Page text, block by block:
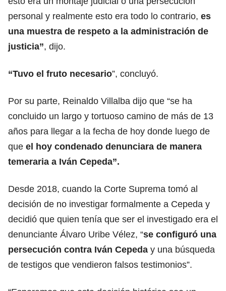
personal y realmente esto era todo lo contrario, es
una muestra de respeto a la administración de
justicia”, dijo.
“Tuvo el fruto necesario”, concluyó.
Por su parte, Reinaldo Villalba dijo que “se ha
concluido un largo y tortuoso camino de más de 13
años para llegar a la fecha de hoy donde luego de
que el hoy condenado denunciara de manera
temeraria a Iván Cepeda”.
Desde 2018, cuando la Corte Suprema tomó al
decisión de no investigar formalmente a Cepeda y
decidió que quien tenía que ser el investigado era el
denunciante Álvaro Uribe Vélez, “se configuró una
persecución contra Iván Cepeda y una búsqueda
de testigos que vendieron falsos testimonios”.